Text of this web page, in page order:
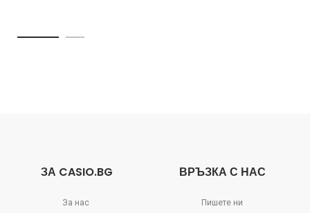
ЗА CASIO.BG
За нас
ВРЪЗКА С НАС
Пишете ни